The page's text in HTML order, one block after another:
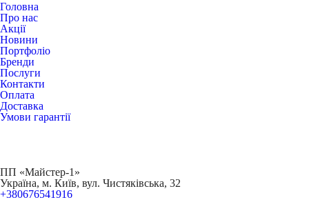
Головна
Про нас
Акції
Новини
Портфоліо
Бренди
Послуги
Контакти
Оплата
Доставка
Умови гарантії
ПП «Майстер-1»
Українa, м. Київ, вул. Чистяківська, 32
+380676541916